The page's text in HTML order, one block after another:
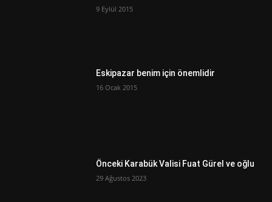
9 Eylül 2015
Eskipazar benim için önemlidir
16 Ocak 2015
Önceki Karabük Valisi Fuat Gürel ve oğlu
29 Ağustos 2023